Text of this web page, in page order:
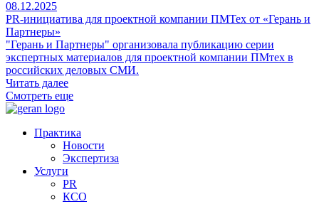
08.12.2025
PR-инициатива для проектной компании ПМТех от «Герань и
Партнеры»
"Герань и Партнеры" организовала публикацию серии
экспертных материалов для проектной компании ПМтех в
российских деловых СМИ.
Читать далее
Смотреть еще
Практика
Новости
Экспертиза
Услуги
PR
КСО